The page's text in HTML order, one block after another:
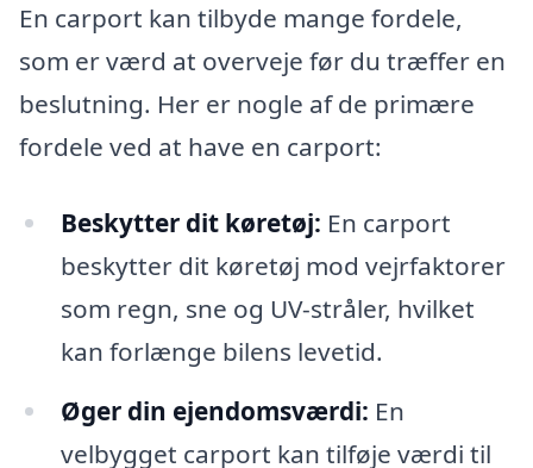
En carport kan tilbyde mange fordele,
som er værd at overveje før du træffer en
beslutning. Her er nogle af de primære
fordele ved at have en carport:
Beskytter dit køretøj: En carport
beskytter dit køretøj mod vejrfaktorer
som regn, sne og UV-stråler, hvilket
kan forlænge bilens levetid.
Øger din ejendomsværdi: En
velbygget carport kan tilføje værdi til